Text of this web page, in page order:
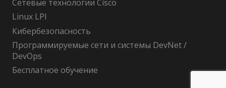
Сетевые технологии Cisco
Linux LPI
Кибербезопасность
Программируемые сети и системы DevNet /
DevOps
Бесплатное обучение